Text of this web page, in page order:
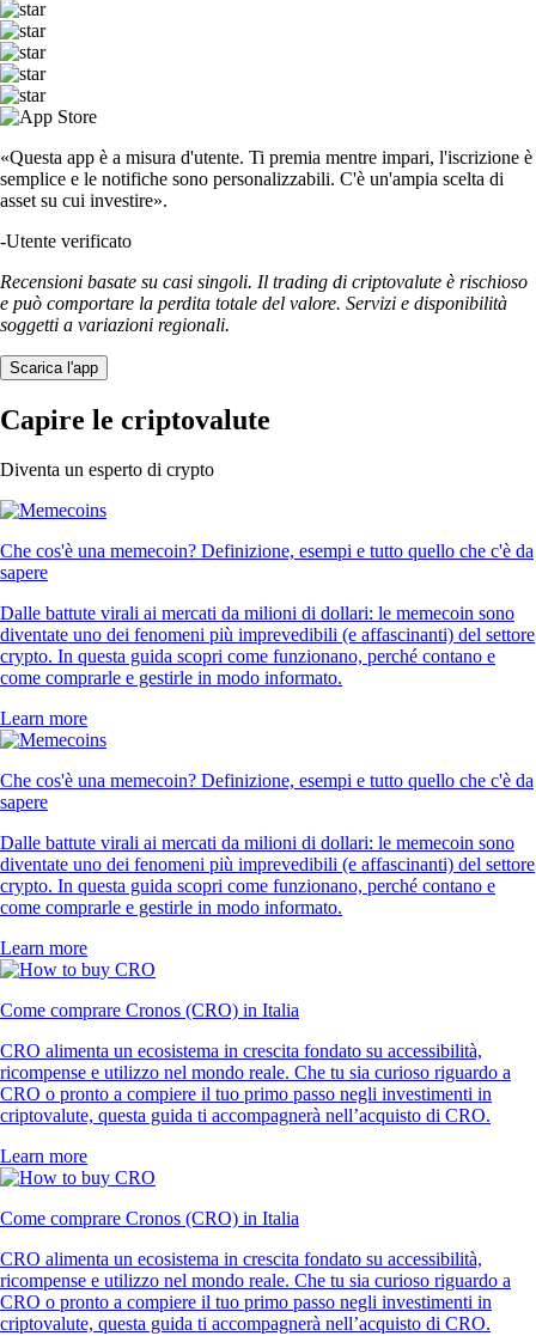
«Questa app è a misura d'utente. Ti premia mentre impari, l'iscrizione è
semplice e le notifiche sono personalizzabili. C'è un'ampia scelta di
asset su cui investire».
-Utente verificato
Recensioni basate su casi singoli. Il trading di criptovalute è rischioso
e può comportare la perdita totale del valore. Servizi e disponibilità
soggetti a variazioni regionali.
Scarica l'app
Capire le criptovalute
Diventa un esperto di crypto
Che cos'è una memecoin? Definizione, esempi e tutto quello che c'è da
sapere
Dalle battute virali ai mercati da milioni di dollari: le memecoin sono
diventate uno dei fenomeni più imprevedibili (e affascinanti) del settore
crypto. In questa guida scopri come funzionano, perché contano e
come comprarle e gestirle in modo informato.
Learn more
Che cos'è una memecoin? Definizione, esempi e tutto quello che c'è da
sapere
Dalle battute virali ai mercati da milioni di dollari: le memecoin sono
diventate uno dei fenomeni più imprevedibili (e affascinanti) del settore
crypto. In questa guida scopri come funzionano, perché contano e
come comprarle e gestirle in modo informato.
Learn more
Come comprare Cronos (CRO) in Italia
CRO alimenta un ecosistema in crescita fondato su accessibilità,
ricompense e utilizzo nel mondo reale. Che tu sia curioso riguardo a
CRO o pronto a compiere il tuo primo passo negli investimenti in
criptovalute, questa guida ti accompagnerà nell’acquisto di CRO.
Learn more
Come comprare Cronos (CRO) in Italia
CRO alimenta un ecosistema in crescita fondato su accessibilità,
ricompense e utilizzo nel mondo reale. Che tu sia curioso riguardo a
CRO o pronto a compiere il tuo primo passo negli investimenti in
criptovalute, questa guida ti accompagnerà nell’acquisto di CRO.